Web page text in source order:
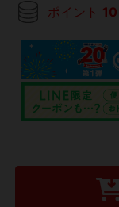
ポイント 10